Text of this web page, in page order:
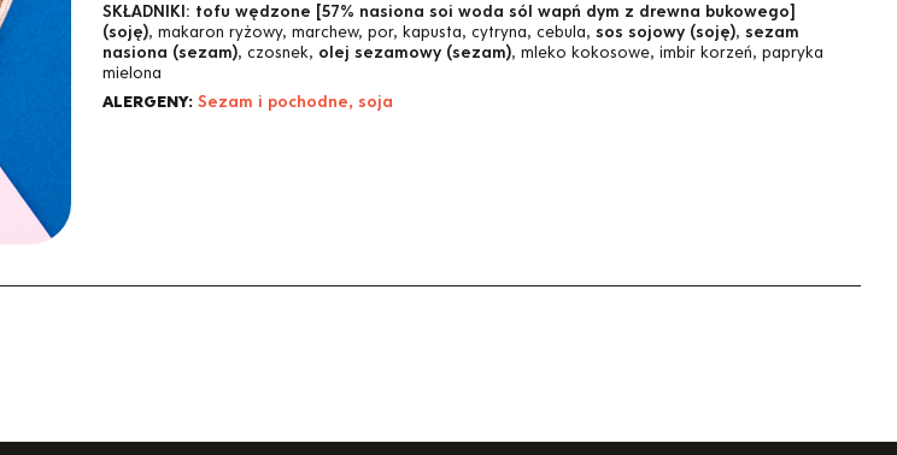
SKŁADNIKI: tofu wędzone [57% nasiona soi woda sól wapń dym z drewna bukowego]
(soję), makaron ryżowy, marchew, por, kapusta, cytryna, cebula, sos sojowy (soję), sezam
nasiona (sezam), czosnek, olej sezamowy (sezam), mleko kokosowe, imbir korzeń, papryka
mielona
ALERGENY: Sezam i pochodne, soja